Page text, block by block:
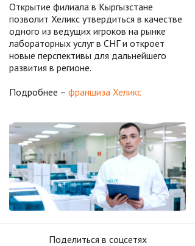
Открытие филиала в Кыргызстане
позволит Хеликс утвердиться в качестве
одного из ведущих игроков на рынке
лабораторных услуг в СНГ и откроет
новые перспективы для дальнейшего
развития в регионе.
Подробнее – франшиза Хеликс
Поделиться в соцсетях